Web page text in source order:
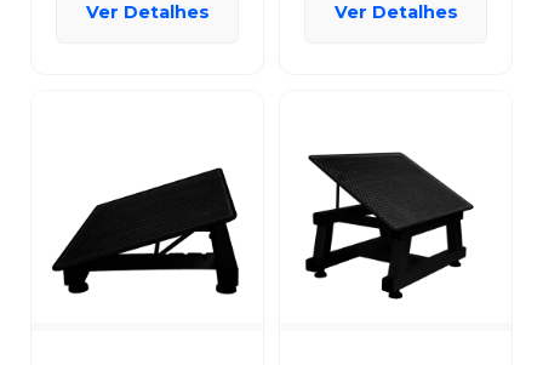
Ver Detalhes Ver Detalhes